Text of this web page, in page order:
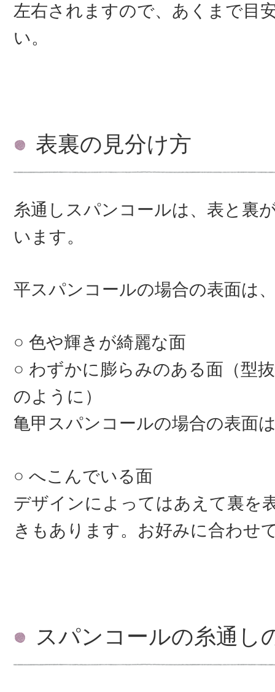
左右されますので、あくまで目
い。
表裏の見分け方
糸通しスパンコールは、表と裏
います。
平スパンコールの場合の表面は
色や輝きが綺麗な面
わずかに膨らみのある面（型
のように）
亀甲スパンコールの場合の表面
へこんでいる面
デザインによってはあえて裏を
きもあります。お好みに合わせ
スパンコールの糸通し